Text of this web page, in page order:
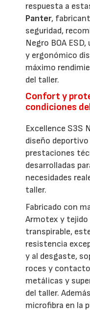
respuesta a
Panter,
seguridad,
Negro BOA
y ergonómico
máximo
del taller.
Confort y
condiciones
Excellence S3S
diseño
prestaciones
desarrolladas
necesidades
taller.
Fabricado con
Armotex y
transpirable,
resistencia
y al desgaste,
roces y
metálicas y
del taller.
microfibra en la